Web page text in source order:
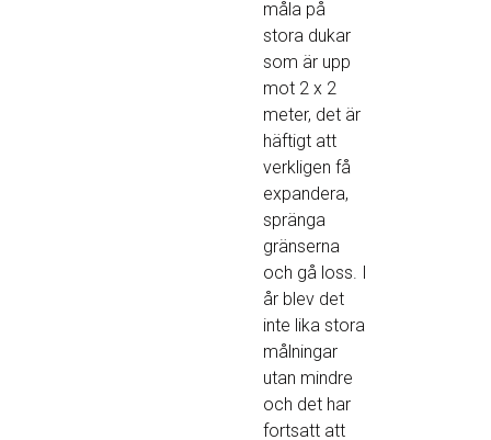
måla på
stora dukar
som är upp
mot 2 x 2
meter, det är
häftigt att
verkligen få
expandera,
spränga
gränserna
och gå loss. I
år blev det
inte lika stora
målningar
utan mindre
och det har
fortsatt att